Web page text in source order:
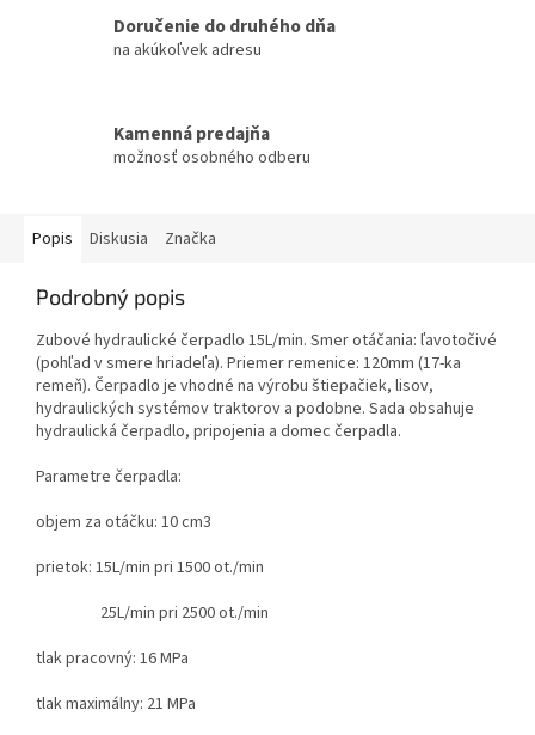
Doručenie do druhého dňa
na akúkoľvek adresu
Kamenná predajňa
možnosť osobného odberu
Popis Diskusia Značka
Podrobný popis
Zubové hydraulické čerpadlo 15L/min. Smer otáčania: ľavotočivé
(pohľad v smere hriadeľa). Priemer remenice: 120mm (17-ka
remeň). Čerpadlo je vhodné na výrobu štiepačiek, lisov,
hydraulických systémov traktorov a podobne. Sada obsahuje
hydraulická čerpadlo, pripojenia a domec čerpadla.
Parametre čerpadla:
objem za otáčku: 10 cm3
prietok: 15L/min pri 1500 ot./min
25L/min pri 2500 ot./min
tlak pracovný: 16 MPa
tlak maximálny: 21 MPa